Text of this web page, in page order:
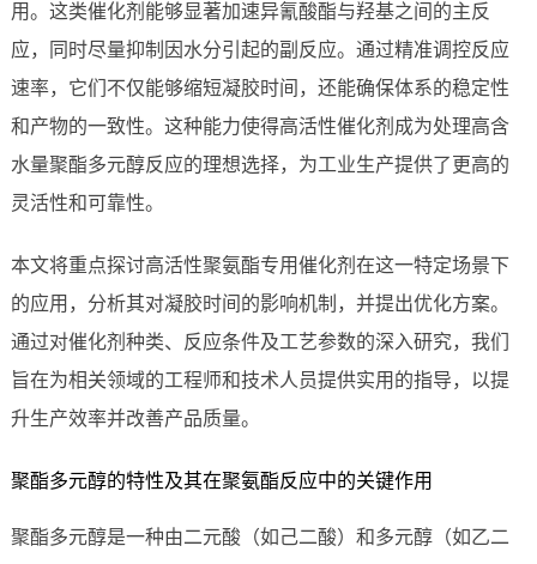
用。这类催化剂能够显著加速异氰酸酯与羟基之间的主反
应，同时尽量抑制因水分引起的副反应。通过精准调控反应
速率，它们不仅能够缩短凝胶时间，还能确保体系的稳定性
和产物的一致性。这种能力使得高活性催化剂成为处理高含
水量聚酯多元醇反应的理想选择，为工业生产提供了更高的
灵活性和可靠性。
本文将重点探讨高活性聚氨酯专用催化剂在这一特定场景下
的应用，分析其对凝胶时间的影响机制，并提出优化方案。
通过对催化剂种类、反应条件及工艺参数的深入研究，我们
旨在为相关领域的工程师和技术人员提供实用的指导，以提
升生产效率并改善产品质量。
聚酯多元醇的特性及其在聚氨酯反应中的关键作用
聚酯多元醇是一种由二元酸（如己二酸）和多元醇（如乙二